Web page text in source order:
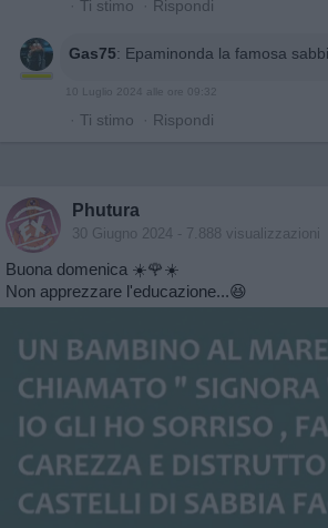
· Ti stimo · Rispondi
Gas75: Epaminonda la famosa
10 Luglio 2024 alle ore 09:32
· Ti stimo · Rispondi
Phutura
30 Giugno 2024 - 7.888 visualizzazioni
Buona domenica ☀️🌹☀️
Non apprezzare l'educazione...😆